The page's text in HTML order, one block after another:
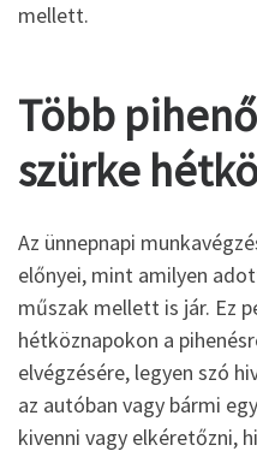
mellett.
Több
szürke
Az ünnepnapi
előnyei, mint amilyen
műszak mellett is jár. Ez
hétköznapokon a
elvégzésére, legyen szó
az autóban vagy bármi
kivenni vagy elkéretőzni,